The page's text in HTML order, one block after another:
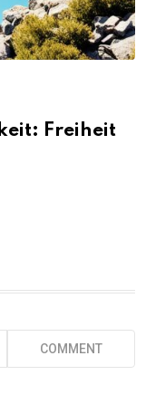
Freiheit
COMMENT